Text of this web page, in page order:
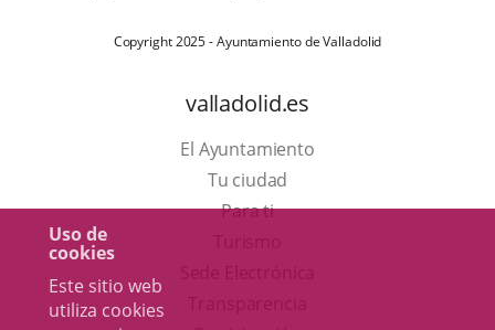
Uso de
cookies
Este sitio web
utiliza cookies
Copyright 2025 - Ayuntamiento de Valladolid
valladolid.es
El Ayuntamiento
Tu ciudad
Para ti